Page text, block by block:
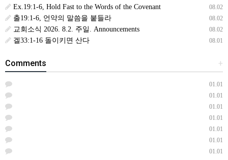
08.02
Ex.19:1-6, Hold Fast to the Words of the Covenant
08.02
출19:1-6, 언약의 말씀을 붙들라
08.02
교회소식 2026. 8.2. 주일. Announcements
08.01
겔33:1-16 돌이키면 산다
+
Comments
01.01
01.01
01.01
01.01
01.01
01.01
01.01